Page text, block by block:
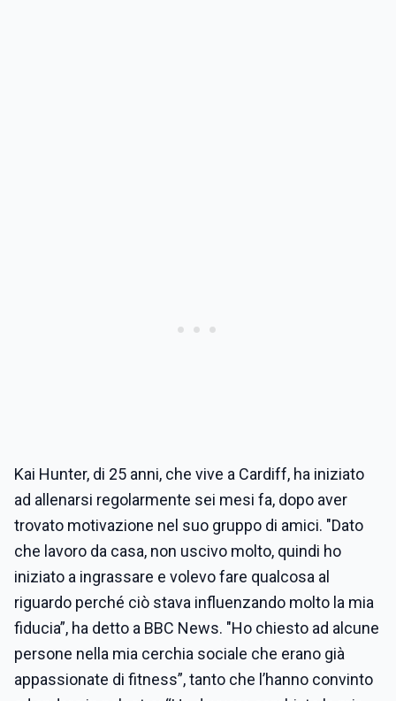
Kai Hunter, di 25 anni, che vive a Cardiff, ha iniziato
ad allenarsi regolarmente sei mesi fa, dopo aver
trovato motivazione nel suo gruppo di amici. "Dato
che lavoro da casa, non uscivo molto, quindi ho
iniziato a ingrassare e volevo fare qualcosa al
riguardo perché ciò stava influenzando molto la mia
fiducia”, ha detto a BBC News. "Ho chiesto ad alcune
persone nella mia cerchia sociale che erano già
appassionate di fitness”, tanto che l’hanno convinto